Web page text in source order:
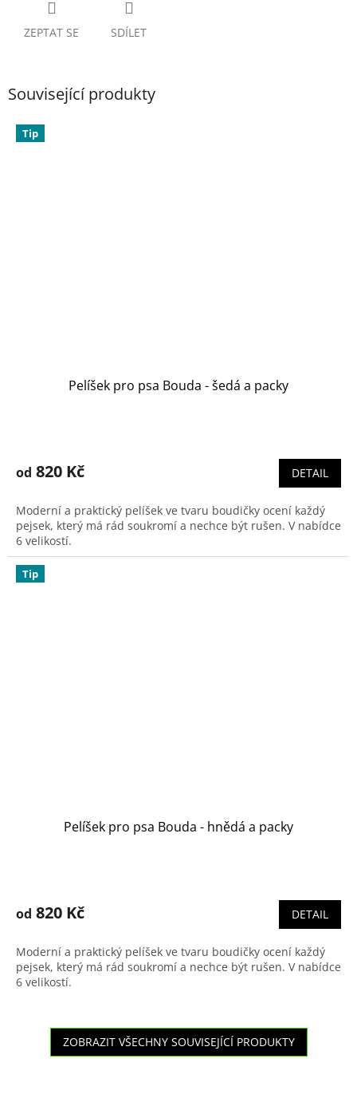
ZEPTAT SE SDÍLET
Související produkty
Tip
Pelíšek pro psa Bouda - šedá a packy
produktu
z
5
hvězdiček.
od 820 Kč DETAIL
Moderní a praktický pelíšek ve tvaru boudičky ocení každý
pejsek, který má rád soukromí a nechce být rušen. V nabídce
6 velikostí.
Tip
Pelíšek pro psa Bouda - hnědá a packy
produktu
z
5
hvězdiček.
od 820 Kč DETAIL
Moderní a praktický pelíšek ve tvaru boudičky ocení každý
pejsek, který má rád soukromí a nechce být rušen. V nabídce
6 velikostí.
ZOBRAZIT VŠECHNY SOUVISEJÍCÍ PRODUKTY